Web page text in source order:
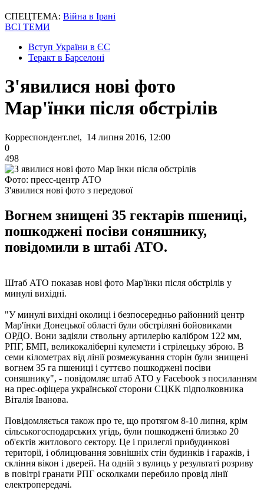
СПЕЦТЕМА: Війна в Ірані
ВСІ ТЕМИ
Вступ України в ЄС
Теракт в Барселоні
З'явилися нові фото
Мар'їнки після обстрілів
Корреспондент.net, 14 липня 2016, 12:00
0
498
Фото: пресс-центр АТО
З'явилися нові фото з передової
Вогнем знищені 35 гектарів пшениці,
пошкоджені посіви соняшнику,
повідомили в штабі АТО.
Штаб АТО показав нові фото Мар'їнки після обстрілів у
минулі вихідні.
"У минулі вихідні околиці і безпосередньо районний центр
Мар'їнки Донецької області були обстріляні бойовиками
ОРДО. Вони задіяли ствольну артилерію калібром 122 мм,
РПГ, БМП, великокаліберні кулемети і стрілецьку зброю. В
семи кілометрах від лінії розмежування сторін були знищені
вогнем 35 га пшениці і суттєво пошкоджені посіви
соняшнику", - повідомляє штаб АТО у Facebook з посиланням
на прес-офіцера української сторони СЦКК підполковника
Віталія Іванова.
Повідомляється також про те, що протягом 8-10 липня, крім
сільськогосподарських угідь, були пошкоджені близько 20
об'єктів житлового сектору. Це і прилеглі прибудинкові
території, і облицювання зовнішніх стін будинків і гаражів, і
скління вікон і дверей. На одній з вулиць у результаті розриву
в повітрі гранати РПГ осколками перебило провід лінії
електропередачі.